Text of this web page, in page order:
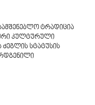
ტრადიცია
კულტურული
ძეგლის სტატუსის